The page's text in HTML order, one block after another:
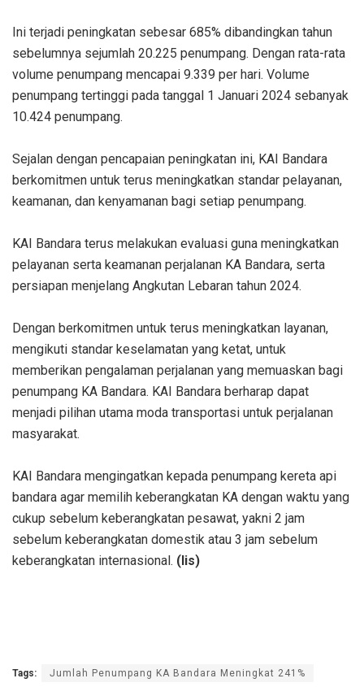
Ini terjadi peningkatan sebesar 685% dibandingkan tahun
sebelumnya sejumlah 20.225 penumpang. Dengan rata-rata
volume penumpang mencapai 9.339 per hari. Volume
penumpang tertinggi pada tanggal 1 Januari 2024 sebanyak
10.424 penumpang.
Sejalan dengan pencapaian peningkatan ini, KAI Bandara
berkomitmen untuk terus meningkatkan standar pelayanan,
keamanan, dan kenyamanan bagi setiap penumpang.
KAI Bandara terus melakukan evaluasi guna meningkatkan
pelayanan serta keamanan perjalanan KA Bandara, serta
persiapan menjelang Angkutan Lebaran tahun 2024.
Dengan berkomitmen untuk terus meningkatkan layanan,
mengikuti standar keselamatan yang ketat, untuk
memberikan pengalaman perjalanan yang memuaskan bagi
penumpang KA Bandara. KAI Bandara berharap dapat
menjadi pilihan utama moda transportasi untuk perjalanan
masyarakat.
KAI Bandara mengingatkan kepada penumpang kereta api
bandara agar memilih keberangkatan KA dengan waktu yang
cukup sebelum keberangkatan pesawat, yakni 2 jam
sebelum keberangkatan domestik atau 3 jam sebelum
keberangkatan internasional. (lis)
Tags: Jumlah Penumpang KA Bandara Meningkat 241%